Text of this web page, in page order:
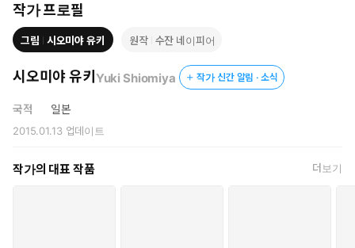
작가 프로필
그림 시오미야 유키 원작 수잔 네이피어
시오미야 유키 Yuki Shiomiya 작가 신간 알림 · 소식
국적 일본
2015.01.13업데이트
작가의 대표 작품 더보기